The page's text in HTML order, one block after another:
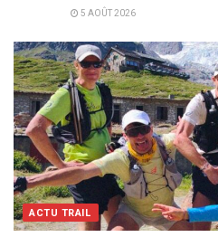
5 AOÛT 2026
ACTU TRAIL